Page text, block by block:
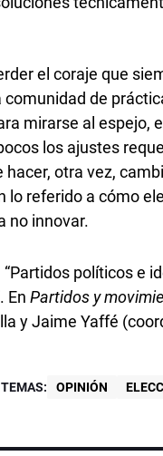
el coraje que
de
mirarse al espejo,
los ajustes
otra vez,
lo referido a cómo
no innovar.
políticos e
EnPartidos y
y Jaime Yaffé
TEMAS: OPINIÓN